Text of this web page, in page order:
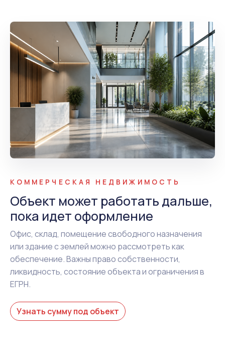
КОММЕРЧЕСКАЯ НЕДВИЖИМОСТЬ
Объект может работать дальше,
пока идет оформление
Офис, склад, помещение свободного назначения
или здание с землей можно рассмотреть как
обеспечение. Важны право собственности,
ликвидность, состояние объекта и ограничения в
ЕГРН.
Узнать сумму под объект